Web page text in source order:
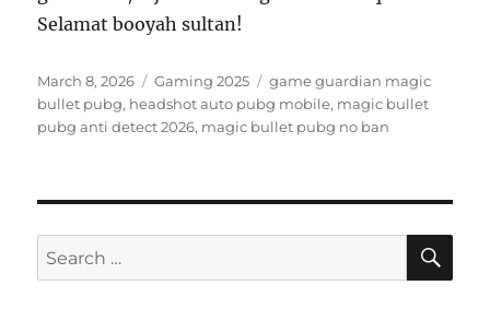
Selamat booyah sultan!
Posted
on
March 8, 2026 Categories
Gaming 2025 Tags
game guardian magic
bullet pubg, headshot auto pubg mobile, magic bullet
pubg anti detect 2026, magic bullet pubg no ban
Search
for: